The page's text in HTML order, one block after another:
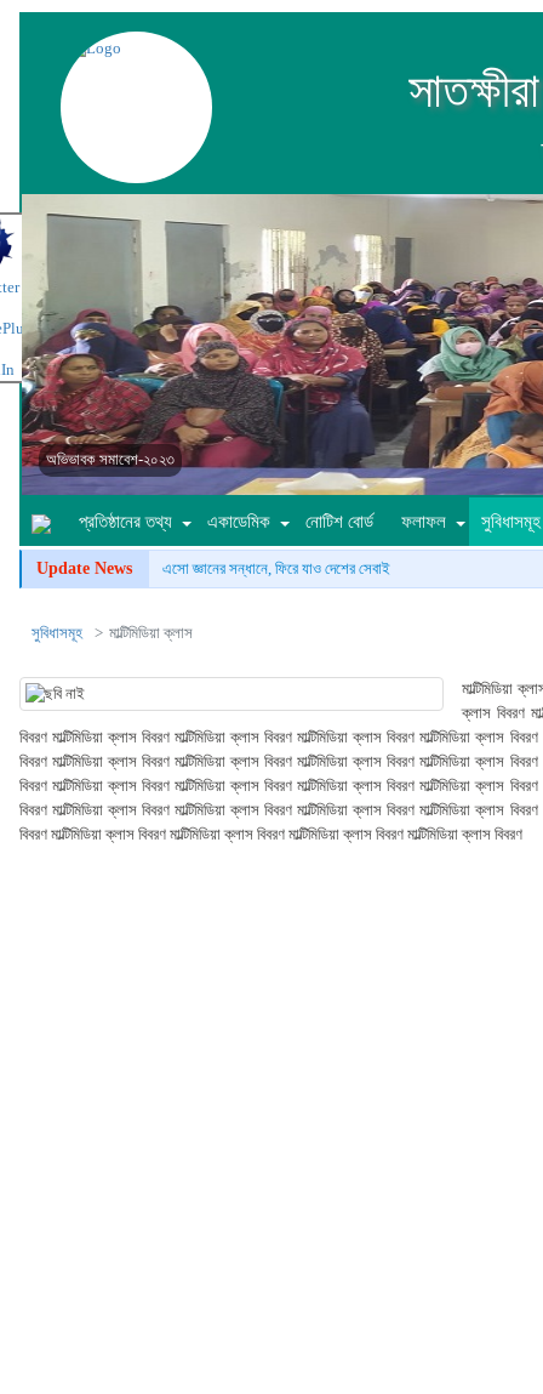
অভিভাবক সমাবেশ-২০২৩
প্রতিষ্ঠানের তথ্য একাডেমিক নোটিশ বোর্ড ফলাফল সুবিধাসমূহ
Update News এসো জ্ঞানের সন্ধানে, ফিরে যাও দেশের সেবাই
সুবিধাসমূহ মাল্টিমিডিয়া ক্লাস
মাল্টিমিডিয়া
ক্লাস বিবরণ
বিবরণ মাল্টিমিডিয়া ক্লাস বিবরণ মাল্টিমিডিয়া ক্লাস বিবরণ মাল্টিমিডিয়া ক্লাস বিবরণ মাল্টিমিডিয়া ক্লাস
বিবরণ মাল্টিমিডিয়া ক্লাস বিবরণ মাল্টিমিডিয়া ক্লাস বিবরণ মাল্টিমিডিয়া ক্লাস বিবরণ মাল্টিমিডিয়া ক্লাস
বিবরণ মাল্টিমিডিয়া ক্লাস বিবরণ মাল্টিমিডিয়া ক্লাস বিবরণ মাল্টিমিডিয়া ক্লাস বিবরণ মাল্টিমিডিয়া ক্লাস
বিবরণ মাল্টিমিডিয়া ক্লাস বিবরণ মাল্টিমিডিয়া ক্লাস বিবরণ মাল্টিমিডিয়া ক্লাস বিবরণ মাল্টিমিডিয়া ক্লাস
বিবরণ মাল্টিমিডিয়া ক্লাস বিবরণ মাল্টিমিডিয়া ক্লাস বিবরণ মাল্টিমিডিয়া ক্লাস বিবরণ মাল্টিমিডিয়া ক্লাস বিবরণ